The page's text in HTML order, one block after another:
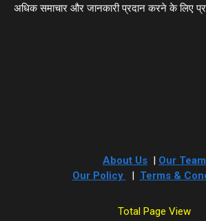
अधिक समाचार और जानकारी प्रदान करने के लिए
About Us | Our Team
Our Policy
| Terms &
Total Page View